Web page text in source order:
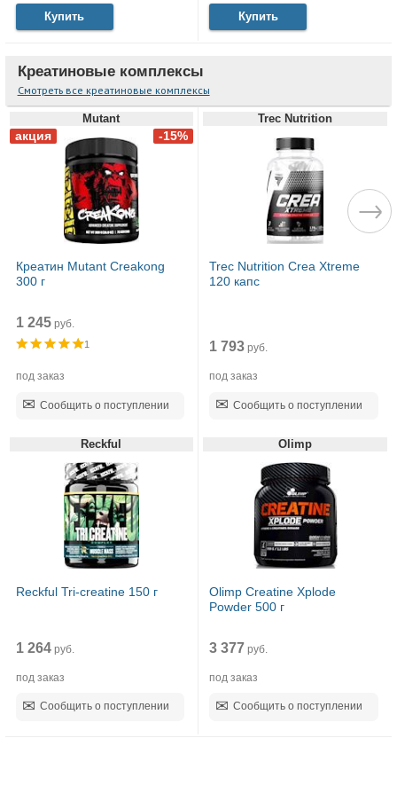
Купить Купить
Креатиновые комплексы
Смотреть все креатиновые комплексы
Mutant
Креатин Mutant Creakong
300 г
1 245руб.
1
под заказ
Сообщить о поступлении
Trec Nutrition
Trec Nutrition Crea Xtreme
120 капс
1 793 руб.
под заказ
Сообщить о поступлении
Reckful
Reckful Tri-creatine 150 г
1 264руб.
под заказ
Сообщить о поступлении
Olimp
Olimp Creatine Xplode
Powder 500 г
3 377 руб.
под заказ
Сообщить о поступлении